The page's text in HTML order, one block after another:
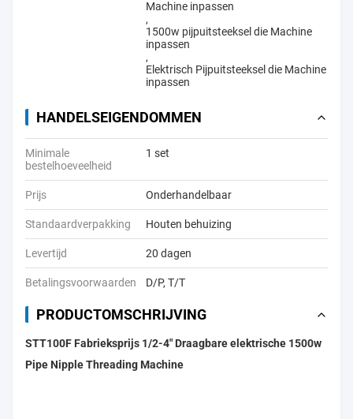
Machine inpassen
,
1500w pijpuitsteeksel die Machine
inpassen
,
Elektrisch Pijpuitsteeksel die Machine
inpassen
HANDELSEIGENDOMMEN
Minimale
bestelhoeveelheid
1 set
Prijs Onderhandelbaar
Standaardverpakking Houten behuizing
Levertijd 20 dagen
Betalingsvoorwaarden D/P, T/T
PRODUCTOMSCHRIJVING
STT100F Fabrieksprijs 1/2-4" Draagbare elektrische 1500w
Pipe Nipple Threading Machine